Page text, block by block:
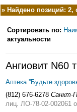
» Найдено позиций: 2,
Сортировать по:
актуальности
Ангиовит N60
Аптека ''Будьте
(812) 676-6278 Санкт-
лиц. ЛО-78-02-002061